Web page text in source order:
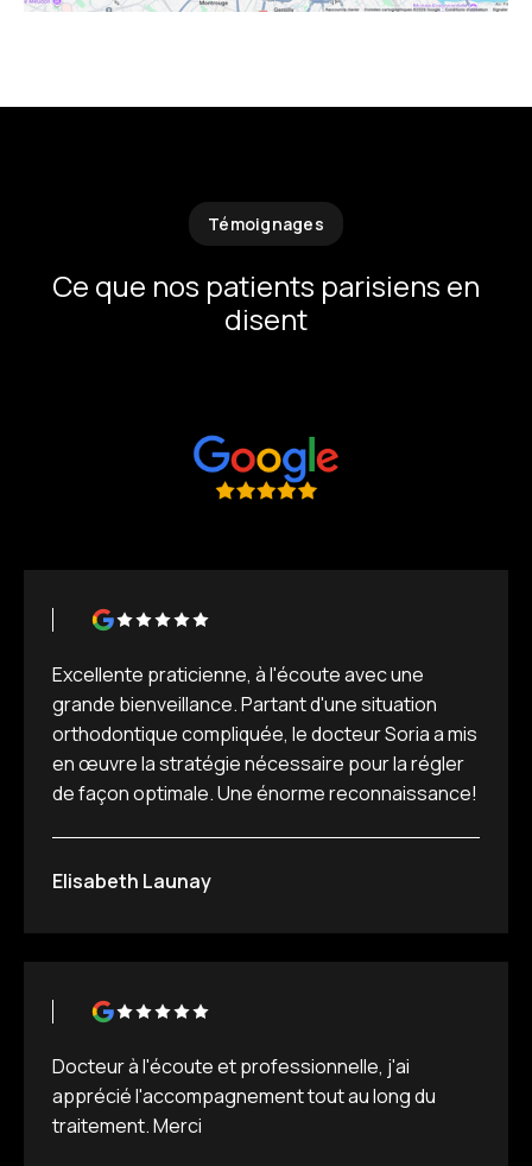
Témoignages
Ce que nos patients parisiens en
disent
Excellente praticienne, à l'écoute avec une
grande bienveillance. Partant d'une situation
orthodontique compliquée, le docteur Soria a mis
en œuvre la stratégie nécessaire pour la régler
de façon optimale. Une énorme reconnaissance!
Elisabeth Launay
Docteur à l'écoute et professionnelle, j'ai
apprécié l'accompagnement tout au long du
traitement. Merci